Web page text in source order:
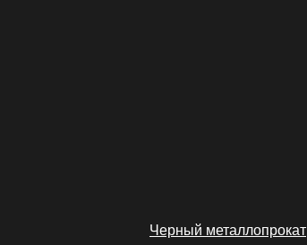
Черный металлопрокат